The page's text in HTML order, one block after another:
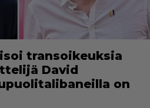
transoikeuksia
David
on